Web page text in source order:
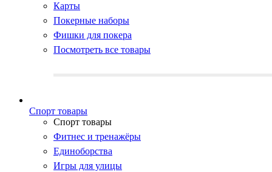
Карты
Покерные наборы
Фишки для покера
Посмотреть все товары
Cпорт товары
Cпорт товары
Фитнес и тренажёры
Единоборства
Игры для улицы